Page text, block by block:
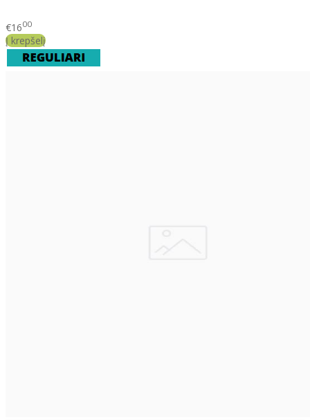
€1600
Į krepšelį